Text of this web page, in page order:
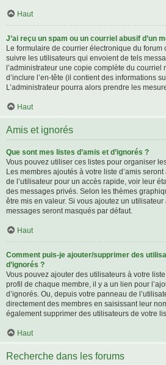
Haut
J’ai reçu un spam ou un courriel abusif d’un
Le formulaire de courrier électronique du
suivre les utilisateurs qui envoient de tels
l’administrateur une copie complète du courriel
d’inclure l’en-tête (il contient des informations
L’administrateur pourra alors prendre les
Haut
Amis et ignorés
Que sont mes listes d’amis et d’ignorés ?
Vous pouvez utiliser ces listes pour organiser
Les membres ajoutés à votre liste d’amis
de l’utilisateur pour un accès rapide, voir leur
des messages privés. Selon les thèmes
être mis en valeur. Si vous ajoutez un utilisateur
messages seront masqués par défaut.
Haut
Comment puis-je ajouter/supprimer des
d’ignorés ?
Vous pouvez ajouter des utilisateurs à votre
profil de chaque membre, il y a un lien pour
d’ignorés. Ou, depuis votre panneau de
directement des membres en saisissant leur
également supprimer des utilisateurs de votre
Haut
Recherche dans les forums